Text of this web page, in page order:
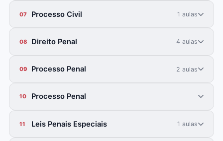
07 Processo Civil 1 aulas
08 Direito Penal 4 aulas
09 Processo Penal 2 aulas
10 Processo Penal
11 Leis Penais Especiais 1 aulas